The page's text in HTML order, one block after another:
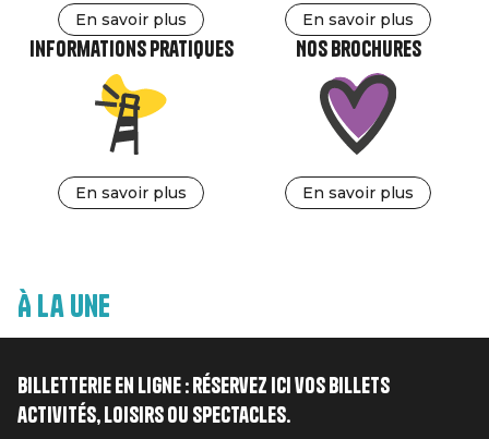
En savoir plus En savoir plus
Informations pratiques
En savoir plus
Nos brochures
En savoir plus
À la une
Billetterie en ligne : réservez ici vos billets
activités, loisirs ou spectacles.